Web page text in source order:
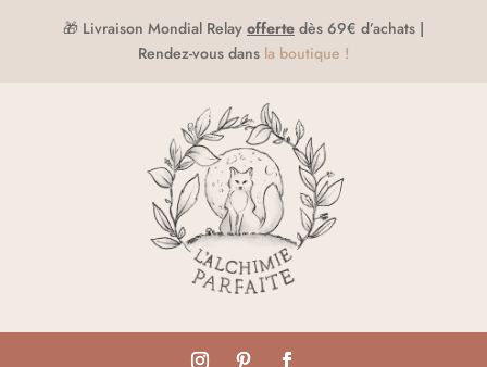
🎁 Livraison Mondial Relay offertedès 69€ d’achats |
Rendez-vous dans la boutique !